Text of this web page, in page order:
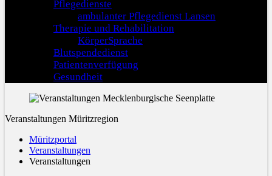
Pflegedienste
ambulanter Pflegedienst Lansen
Therapie und Rehabilitation
KörperSprache
Blutspendedienst
Patientenverfügung
Gesundheit
Veranstaltungen Müritzregion
Müritzportal
Veranstaltungen
Veranstaltungen